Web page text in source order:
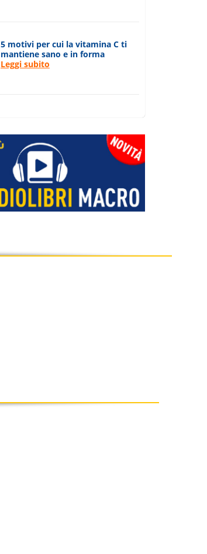
5 motivi per cui la vitamina C ti
mantiene sano e in forma
Leggi subito